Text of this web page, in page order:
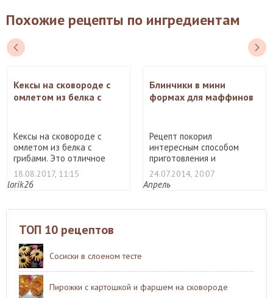
Похожие рецепты по ингредиентам
Кексы на сковороде с
омлетом из белка с
Кексы на сковороде с
омлетом из белка с
грибами. Это отличное
блюдо ...
18.08.2017, 11:15
lorik26
Блинчики в мини
формах для маффинов
Рецепт покорил
интересным способом
приготовления и
отличными отзывам ...
24.07.2014, 20:07
Апрель
ТОП 10 рецептов
Сосиски в слоеном тесте
Пирожки с картошкой и фаршем на сковороде